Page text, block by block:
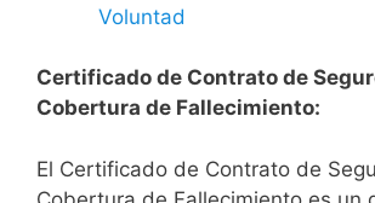
Voluntad
Certificado de Contrato de
Cobertura de Fallecimiento:
El Certificado de Contrato de